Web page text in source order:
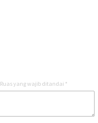
Ruas yang wajib ditandai *